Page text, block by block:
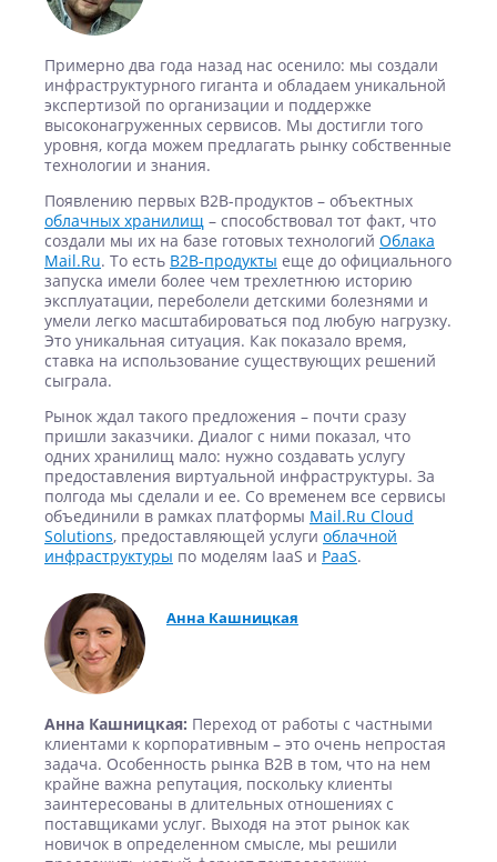
Примерно два года назад нас осенило: мы создали
инфраструктурного гиганта и обладаем уникальной
экспертизой по организации и поддержке
высоконагруженных сервисов. Мы достигли того
уровня, когда можем предлагать рынку собственные
технологии и знания.
Появлению первых B2B-продуктов – объектных
облачных хранилищ – способствовал тот факт, что
создали мы их на базе готовых технологий Облака
Mail.Ru. То есть B2B-продукты еще до официального
запуска имели более чем трехлетнюю историю
эксплуатации, переболели детскими болезнями и
умели легко масштабироваться под любую нагрузку.
Это уникальная ситуация. Как показало время,
ставка на использование существующих решений
сыграла.
Рынок ждал такого предложения – почти сразу
пришли заказчики. Диалог с ними показал, что
одних хранилищ мало: нужно создавать услугу
предоставления виртуальной инфраструктуры. За
полгода мы сделали и ее. Со временем все сервисы
объединили в рамках платформы Mail.Ru Cloud
Solutions, предоставляющей услуги облачной
инфраструктуры по моделям IaaS и PaaS.
Анна Кашницкая
Анна Кашницкая: Переход от работы с частными
клиентами к корпоративным – это очень непростая
задача. Особенность рынка В2В в том, что на нем
крайне важна репутация, поскольку клиенты
заинтересованы в длительных отношениях с
поставщиками услуг. Выходя на этот рынок как
новичок в определенном смысле, мы решили